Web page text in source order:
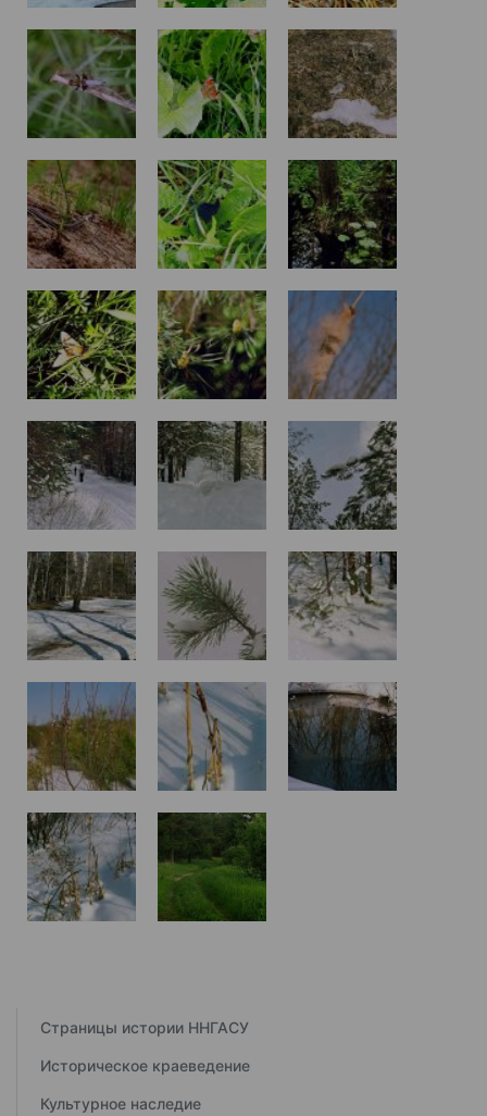
Страницы истории ННГАСУ
Историческое краеведение
Культурное наследие